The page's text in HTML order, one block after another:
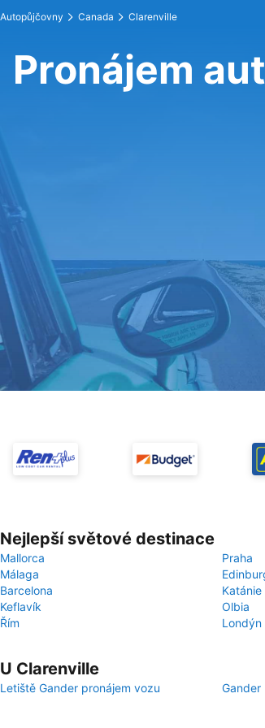
Autopůjčovny Canada Clarenville
Pronájem
Nejlepší světové destinace
Mallorca
Praha
Málaga
Barcelona
Katánie
Keflavík
Olbia
Řím
Londýn
U Clarenville
Letiště Gander pronájem vozu Gander